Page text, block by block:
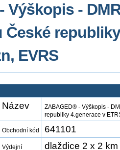
Výškopis -
České
EVRS
Název
ZABAGED® - Výškopis -
republiky 4.generace v
Obchodní kód 641101
Výdejní
dlaždice 2 x 2 km